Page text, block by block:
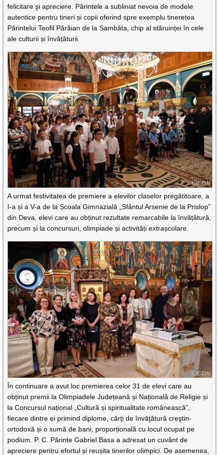
felicitare şi apreciere. Părintele a subliniat nevoia de modele
autentice pentru tineri și copii oferind spre exemplu tinerețea
Părintelui Teofil Părăian de la Sambăta, chip al stăruinței în cele
ale culturii și învățăturii.
A urmat festivitatea de premiere a elevilor claselor pregătitoare, a
I-a și a V-a de la Școala Gimnazială „Sfântul Arsenie de la Prislop”
din Deva, elevi care au obținut rezultate remarcabile la învățătură,
precum și la concursuri, olimpiade și activități extrașcolare.
În continuare a avut loc premierea celor 31 de elevi care au
obținut premii la Olimpiadele Județeană și Națională de Religie și
la Concursul național „Cultură și spiritualitate românească”,
fiecare dintre ei primind diplome, cărți de învăţătură creştin-
ortodoxă și o sumă de bani, proporțională cu locul ocupat pe
podium. P. C. Părinte Gabriel Basa a adresat un cuvânt de
apreciere pentru efortul și reușita tinerilor olimpici. De asemenea,